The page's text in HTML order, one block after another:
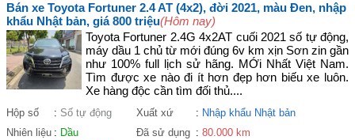
Bán xe Toyota Fortuner 2.4 AT (4x2), đời 2021, màu Đen, nhập
khẩu Nhật bản, giá 800 triệu(Hôm nay)
Toyota Fortuner 2.4G 4x2AT cuối 2021 số tự động,
máy dầu 1 chủ từ mới đúng 6v km xịn Sơn zin gần
như 100% full lịch sử hãng. MỚi Nhất Việt Nam.
Tìm được xe nào đi ít hơn đẹp hơn biếu xe luôn.
Xe hàng độc cần tìm đối thủ....
Hộp số : Số tự động Xuất xứ : Nhập khẩu Nhật bản
Nhiên liệu : Dầu Đã sử dụng : 80.000 km